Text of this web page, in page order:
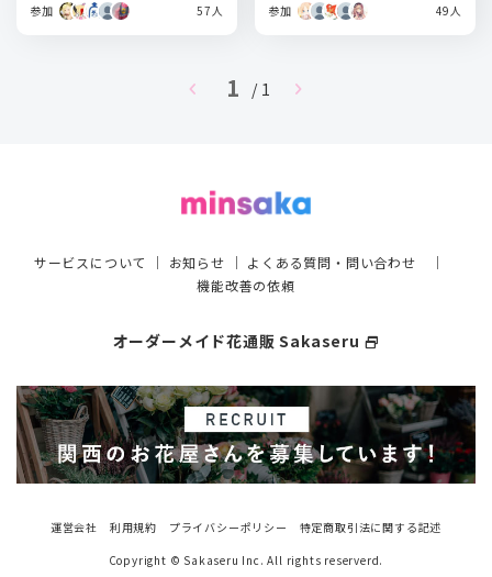
参加 57人 参加 49人
chevron_left 1 / 1 chevron_right
サービスについて ｜ お知らせ ｜ よくある質問・問い合わせ ｜
機能改善の依頼
オーダーメイド花通販 Sakaseru select_window
運営会社 利用規約 プライバシーポリシー
特定商取引法に関する記述
Copyright © Sakaseru Inc. All rights reserverd.